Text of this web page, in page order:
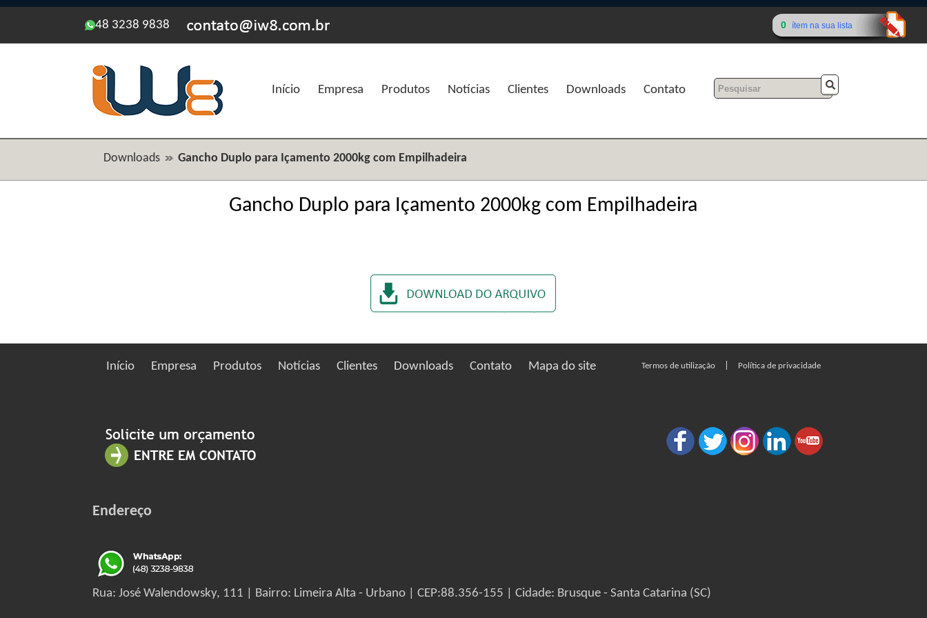
48 3238 9838 0 ítem na sua lista
Início Empresa Produtos Notícias Clientes Downloads Contato
Downloads Gancho Duplo para Içamento 2000kg com Empilhadeira
Gancho Duplo para Içamento 2000kg com Empilhadeira
Início Empresa Produtos Notícias Clientes Downloads Contato Mapa do site Termos de utilização Política de privacidade
Endereço
Rua: José Walendowsky, 111 | Bairro: Limeira Alta - Urbano | CEP:88.356-155 | Cidade: Brusque - Santa Catarina (SC)